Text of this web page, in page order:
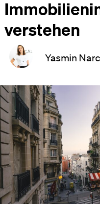
verstehen
Yasmin